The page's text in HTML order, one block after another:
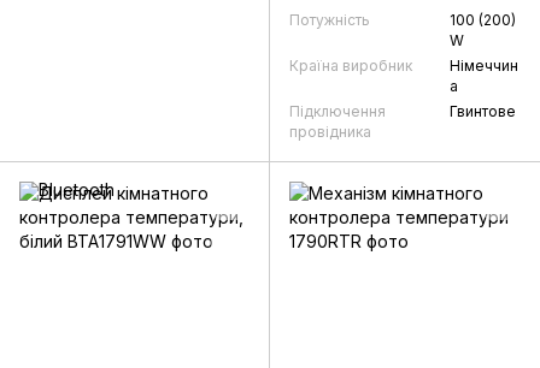
Потужність
100 (200)
W
Країна виробник
Німеччин
а
Підключення
провідника
Гвинтове